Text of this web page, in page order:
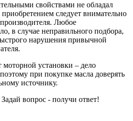
свойствами не обладал
следует внимательно
Любое
в случае неправильного подбора,
нарушения привычной
установки – дело
при покупке масла доверять
источнику.
вопрос - получи ответ!